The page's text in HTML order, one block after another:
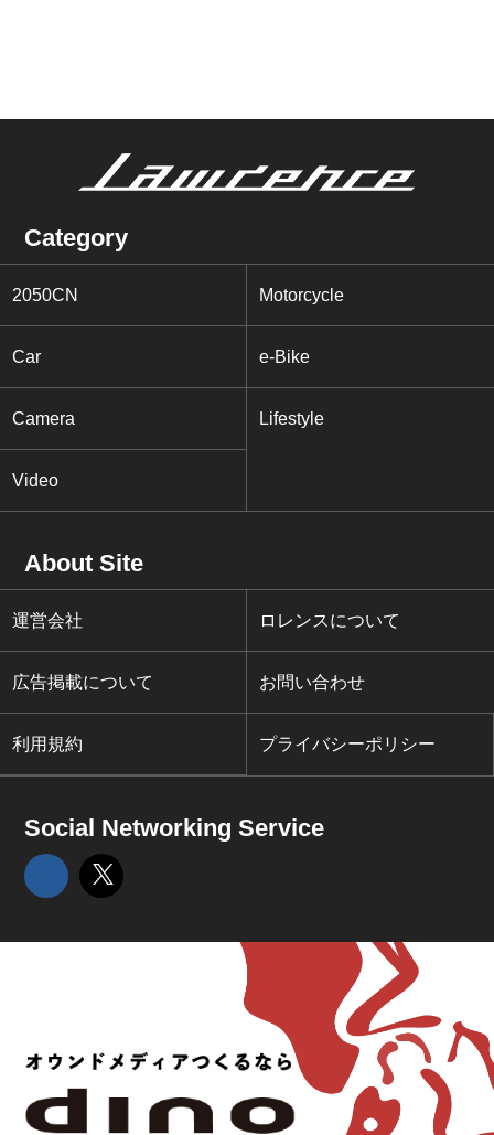
Category
2050CN Motorcycle
Car e-Bike
Camera Lifestyle
Video
About Site
運営会社 ロレンスについて
広告掲載について お問い合わせ
利用規約 プライバシーポリシー
Social Networking Service